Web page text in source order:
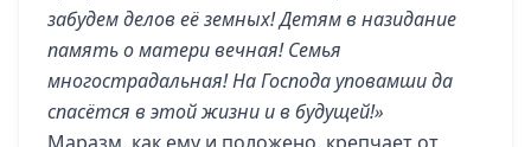
забудем делов её земных! Детям в назидание
память о матери вечная! Семья
многострадальная! На Господа уповамши да
спасётся в этой жизни и в будущей!»